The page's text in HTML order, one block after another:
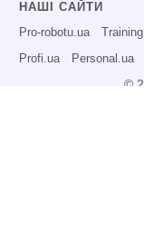
НАШІ САЙТИ
Pro-robotu.ua
Profi.ua Personal.ua
©